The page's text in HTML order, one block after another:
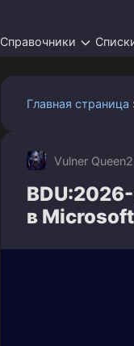
Справочники
Главная страница
Vulner Queen
в